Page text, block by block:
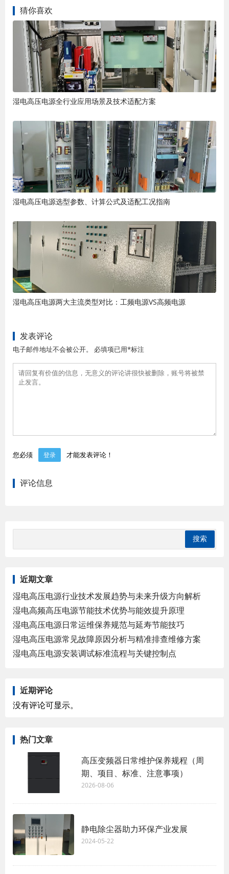
猜你喜欢
湿电高压电源全行业应用场景及技术适配方案
湿电高压电源选型参数、计算公式及适配工况指南
湿电高压电源两大主流类型对比：工频电源VS高频电源
发表评论
电子邮件地址不会被公开。 必填项已用*标注
您必须 登录 才能发表评论！
评论信息
近期文章
湿电高压电源行业技术发展趋势与未来升级方向解析
湿电高频高压电源节能技术优势与能效提升原理
湿电高压电源日常运维保养规范与延寿节能技巧
湿电高压电源常见故障原因分析与精准排查维修方案
湿电高压电源安装调试标准流程与关键控制点
近期评论
没有评论可显示。
热门文章
高压变频器日常维护保养规程（周
期、项目、标准、注意事项）
2026-08-06
静电除尘器助力环保产业发展
2024-05-22